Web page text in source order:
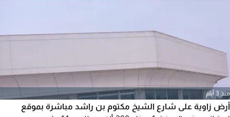
منذ 3 أيام
أرض زاوية على شارع الشيخ مكتوم بن راشد مباشرة بموقع